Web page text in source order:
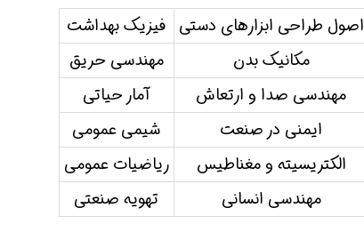
اصول طراحی ابزارهای دستی فیزیک بهداشت
مکانیک بدن
مهندسی حریق
مهندسی صدا و ارتعاش
آمار حیاتی
ایمنی در صنعت
شیمی عمومی
الکتریسیته و مغناطیس
ریاضیات عمومی
مهندسی انسانی تهویه صنعتی